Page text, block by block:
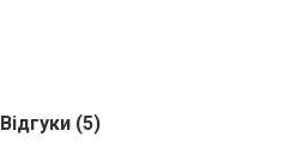
Відгуки (5)